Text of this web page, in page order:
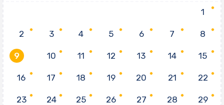
1
2 3 4 5 6 7 8
9 10 11 12 13 14 15
16 17 18 19 20 21 22
23 24 25 26 27 28 29